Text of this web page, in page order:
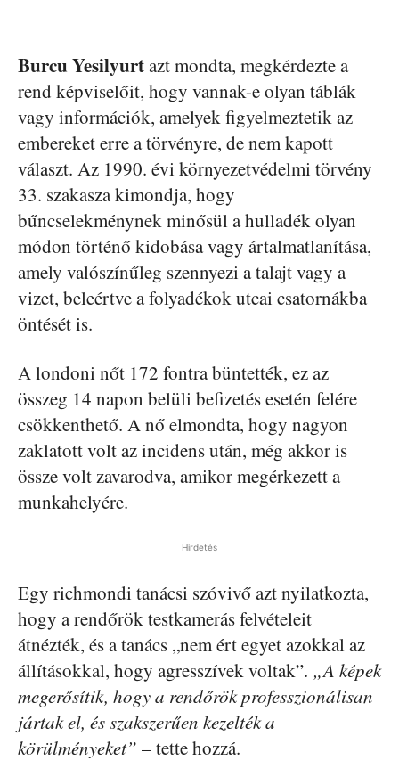
Burcu Yesilyurtazt mondta, megkérdezte a
rend képviselőit, hogy vannak-e olyan táblák
vagy információk, amelyek figyelmeztetik az
embereket erre a törvényre, de nem kapott
választ. Az 1990. évi környezetvédelmi törvény
33. szakasza kimondja, hogy
bűncselekménynek minősül a hulladék olyan
módon történő kidobása vagy ártalmatlanítása,
amely valószínűleg szennyezi a talajt vagy a
vizet, beleértve a folyadékok utcai csatornákba
öntését is.
A londoni nőt 172 fontra büntették, ez az
összeg 14 napon belüli befizetés esetén felére
csökkenthető. A nő elmondta, hogy nagyon
zaklatott volt az incidens után, még akkor is
össze volt zavarodva, amikor megérkezett a
munkahelyére.
Hirdetés
Egy richmondi tanácsi szóvivő azt nyilatkozta,
hogy a rendőrök testkamerás felvételeit
átnézték, és a tanács „nem ért egyet azokkal az
állításokkal, hogy agresszívek voltak”. „A képek
megerősítik, hogy a rendőrök professzionálisan
jártak el, és szakszerűen kezelték a
körülményeket” – tette hozzá.